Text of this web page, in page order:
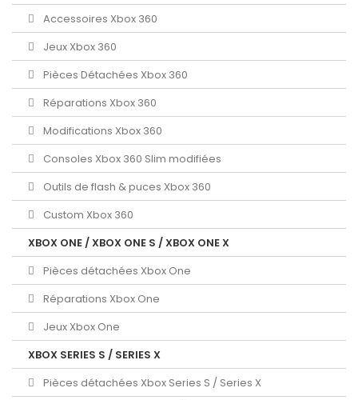
Accessoires Xbox 360
Jeux Xbox 360
Pièces Détachées Xbox 360
Réparations Xbox 360
Modifications Xbox 360
Consoles Xbox 360 Slim modifiées
Outils de flash & puces Xbox 360
Custom Xbox 360
XBOX ONE / XBOX ONE S / XBOX ONE X
Pièces détachées Xbox One
Réparations Xbox One
Jeux Xbox One
XBOX SERIES S / SERIES X
Pièces détachées Xbox Series S / Series X